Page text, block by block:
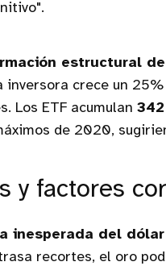
estructural
inversora crece un
Los ETF acumulan
de 2020,
y factores
inesperada del dólar
recortes, el oro